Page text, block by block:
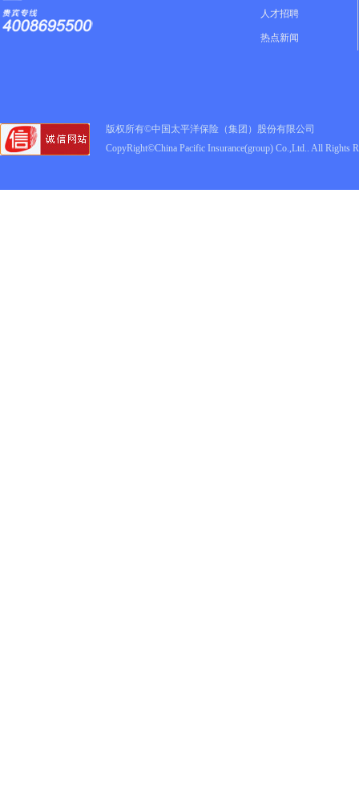
人才招聘
热点新闻
版权所有©中国太平洋保险（集团）股份有限公司
CopyRight©China Pacific Insurance(group) Co.,Ltd.. All Rights